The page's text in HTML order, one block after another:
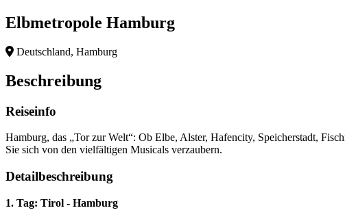
Elbmetropole Hamburg
Deutschland, Hamburg
Beschreibung
Reiseinfo
Hamburg, das „Tor zur Welt“: Ob Elbe, Alster, Hafencity, Speicherstadt,
Sie sich von den vielfältigen Musicals verzaubern.
Detailbeschreibung
1. Tag: Tirol - Hamburg